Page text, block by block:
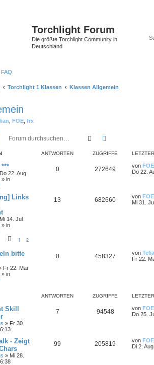
Torchlight Forum
Die größte Torchlight Community in
Deutschland
FAQ
Torchlight 1 Klassen Klassen Allgemein
FOE frx
Suche
ANTWORTEN ZUGRIFFE
Do 22. Aug
» in
0 272649 von FOE
Do 22.
Links
Mi 14. Jul
» in
1 2
13 682660 von FOE
Mi 31.
bitte
Fr 22. Mai
» in
0 458327 von
Fr 22.
ANTWORTEN ZUGRIFFE
Skill
» Fr 30.
7 94548 von FOE
Do 25.
- Zeigt
» Mi 28.
99 205819 von FOE
Di 2.